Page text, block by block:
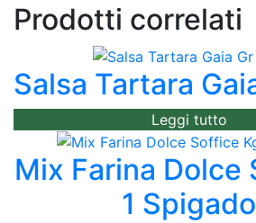
Prodotti correlati
Salsa Tartara
Leggi tutto
Mix Farina Dolce
1